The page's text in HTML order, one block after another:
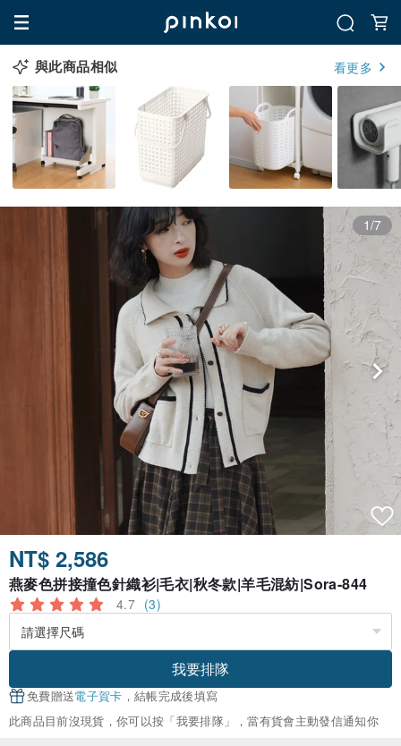
與此商品相似 看更多
1/7
NT$ 2,586
燕麥色拼接撞色針織衫|毛衣|秋冬款|羊毛混紡|Sora-844
4.7 (3)
我要排隊
免費贈送電子賀卡 ，結帳完成後填寫
此商品目前沒現貨，你可以按「我要排隊」，當有貨會主動發信通知你